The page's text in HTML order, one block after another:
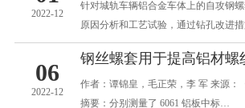
2022-12
针对城轨车辆铝合金车体上的自攻钢
原因分析和工艺试验，通过钻孔改进
06
2022-12
作者：谭锦皇，毛正荣，李 军 来源：
摘要：分别测量了 6061 铝板中标…